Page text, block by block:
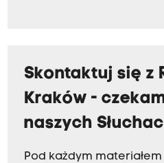
Skontaktuj się z
Kraków -
naszych
Pod każdym